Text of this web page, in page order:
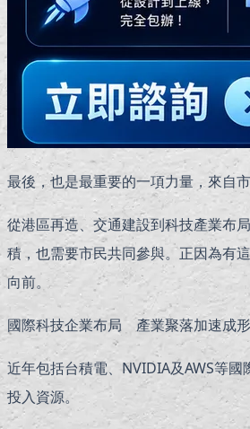
最後，也是最重要的一項力量，來自
從港區再造、交通建設到科技產業布
積，也需要市民共同參與。正因為有
向前。
國際科技企業布局 產業聚落加速成形
近年包括台積電、NVIDIA及AWS等
投入資源。